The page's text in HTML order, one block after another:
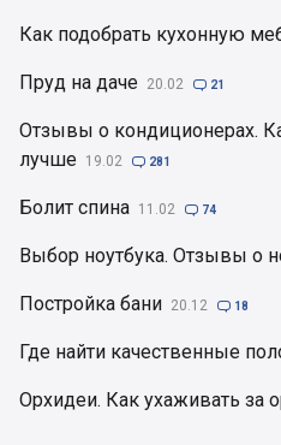
Как подобрать кухонную
Пруд на даче 20.02  21
Отзывы о кондиционерах.
лучше 19.02  281
Болит спина 11.02  74
Выбор ноутбука. Отзывы о
Постройка бани 20.12  18
Где найти качественные
Орхидеи. Как ухаживать за